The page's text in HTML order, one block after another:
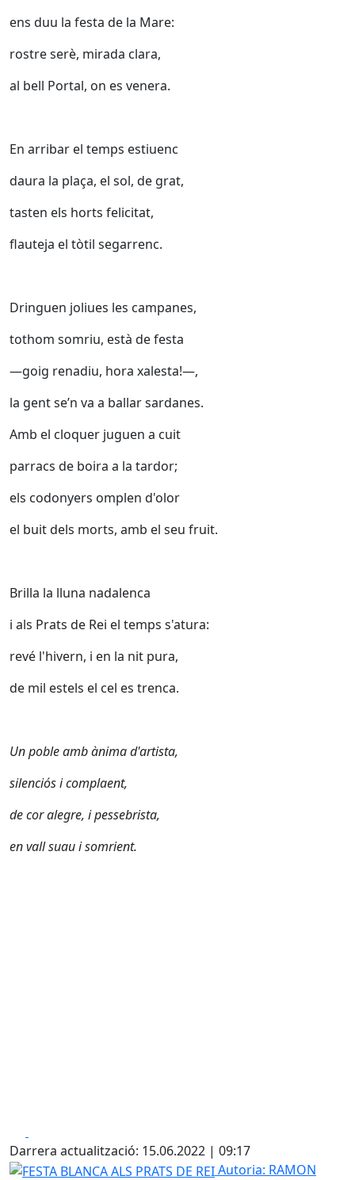
ens duu la festa de la Mare:
rostre serè, mirada clara,
al bell Portal, on es venera.
En arribar el temps estiuenc
daura la plaça, el sol, de grat,
tasten els horts felicitat,
flauteja el tòtil segarrenc.
Dringuen joliues les campanes,
tothom somriu, està de festa
—goig renadiu, hora xalesta!—,
la gent se’n va a ballar sardanes.
Amb el cloquer juguen a cuit
parracs de boira a la tardor;
els codonyers omplen d'olor
el buit dels morts, amb el seu fruit.
Brilla la lluna nadalenca
i als Prats de Rei el temps s'atura:
revé l'hivern, i en la nit pura,
de mil estels el cel es trenca.
Un poble amb ànima d'artista,
silenciós i complaent,
de cor alegre, i pessebrista,
en vall suau i somrient.
Darrera actualització: 15.06.2022 | 09:17
FESTA BLANCA ALS PRATS DE REI
Autoria: RAMON